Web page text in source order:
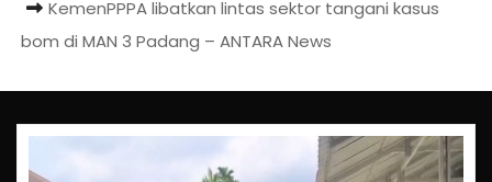
KemenPPPA libatkan lintas sektor tangani kasus
bom di MAN 3 Padang – ANTARA News